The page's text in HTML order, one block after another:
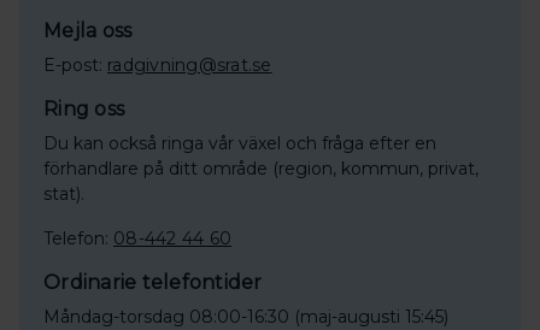
Mejla oss
E-post: radgivning@srat.se
Ring oss
Du kan också ringa vår växel och fråga efter en
förhandlare på ditt område (region, kommun, privat,
stat).
Telefon: 08-442 44 60
Ordinarie telefontider
Måndag-torsdag 08:00-16:30 (maj-augusti 15:45)